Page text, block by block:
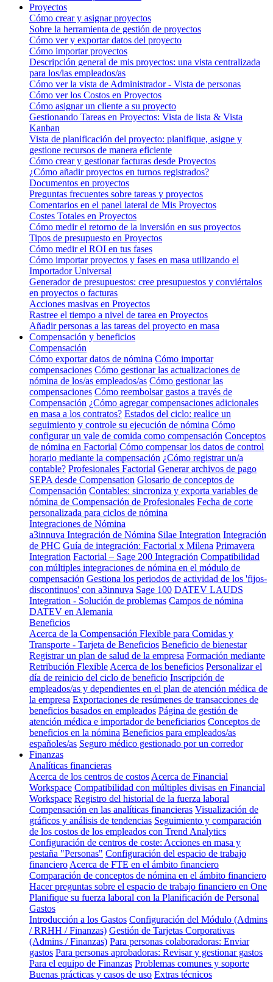
Proyectos
Cómo crear y asignar proyectos
Sobre la herramienta de gestión de proyectos
Cómo ver y exportar datos del proyecto
Cómo importar proyectos
Descripción general de mis proyectos: una vista centralizada
para los/las empleados/as
Cómo ver la vista de Administrador - Vista de personas
Cómo ver los Costos en Proyectos
Cómo asignar un cliente a su proyecto
Gestionando Tareas en Proyectos: Vista de lista & Vista
Kanban
Vista de planificación del proyecto: planifique, asigne y
gestione recursos de manera eficiente
Cómo crear y gestionar facturas desde Proyectos
¿Cómo añadir proyectos en turnos registrados?
Documentos en proyectos
Preguntas frecuentes sobre tareas y proyectos
Comentarios en el panel lateral de Mis Proyectos
Costes Totales en Proyectos
Cómo medir el retorno de la inversión en sus proyectos
Tipos de presupuesto en Proyectos
Cómo medir el ROI en tus fases
Cómo importar proyectos y fases en masa utilizando el
Importador Universal
Generador de presupuestos: cree presupuestos y conviértalos
en proyectos o facturas
Acciones masivas en Proyectos
Rastree el tiempo a nivel de tarea en Proyectos
Añadir personas a las tareas del proyecto en masa
Compensación y beneficios
Compensación
Cómo exportar datos de nómina Cómo importar
compensaciones Cómo gestionar las actualizaciones de
nómina de los/as empleados/as Cómo gestionar las
compensaciones Cómo reembolsar gastos a través de
Compensación ¿Cómo agregar compensaciones adicionales
en masa a los contratos? Estados del ciclo: realice un
seguimiento y controle su ejecución de nómina Cómo
configurar un vale de comida como compensación Conceptos
de nómina en Factorial Cómo compensar los datos de control
horario mediante la compensación ¿Cómo registrar un/a
contable? Profesionales Factorial Generar archivos de pago
SEPA desde Compensation Glosario de conceptos de
Compensación Contables: sincroniza y exporta variables de
nómina de Compensación de Profesionales Fecha de corte
personalizada para ciclos de nómina
Integraciones de Nómina
a3innuva Integración de Nómina Silae Integration Integración
de PHC Guía de integración: Factorial x Milena Primavera
Integration Factorial – Sage 200 Integración Compatibilidad
con múltiples integraciones de nómina en el módulo de
compensación Gestiona los periodos de actividad de los 'fijos-
discontinuos' con a3innuva Sage 100 DATEV LAUDS
Integration - Solución de problemas Campos de nómina
DATEV en Alemania
Beneficios
Acerca de la Compensación Flexible para Comidas y
Transporte - Tarjeta de Beneficios Beneficio de bienestar
Registrar un plan de salud de la empresa Formación mediante
Retribución Flexible Acerca de los beneficios Personalizar el
día de reinicio del ciclo de beneficio Inscripción de
empleados/as y dependientes en el plan de atención médica de
la empresa Exportaciones de resúmenes de transacciones de
beneficios basados en empleados Página de gestión de
atención médica e importador de beneficiarios Conceptos de
beneficios en la nómina Beneficios para empleados/as
españoles/as Seguro médico gestionado por un corredor
Finanzas
Analíticas financieras
Acerca de los centros de costos Acerca de Financial
Workspace Compatibilidad con múltiples divisas en Financial
Workspace Registro del historial de la fuerza laboral
Compensación en las analíticas financieras Visualización de
gráficos y análisis de tendencias Seguimiento y comparación
de los costos de los empleados con Trend Analytics
Configuración de centros de coste: Acciones en masa y
pestaña "Personas" Configuración del espacio de trabajo
financiero Acerca de FTE en el ámbito financiero
Comparación de conceptos de nómina en el ámbito financiero
Hacer preguntas sobre el espacio de trabajo financiero en One
Planifique su fuerza laboral con la Planificación de Personal
Gastos
Introducción a los Gastos Configuración del Módulo (Admins
/ RRHH / Finanzas) Gestión de Tarjetas Corporativas
(Admins / Finanzas) Para personas colaboradoras: Enviar
gastos Para personas aprobadoras: Revisar y gestionar gastos
Para el equipo de Finanzas Problemas comunes y soporte
Buenas prácticas y casos de uso Extras técnicos